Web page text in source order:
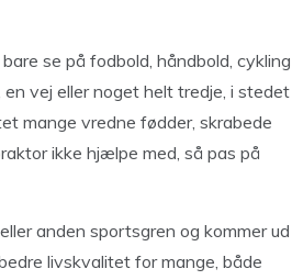
se på fodbold, håndbold, cykling
vej eller noget helt tredje, i stedet
mange vredne fødder, skrabede
ikke hjælpe med, så pas på
anden sportsgren og kommer ud
livskvalitet for mange, både